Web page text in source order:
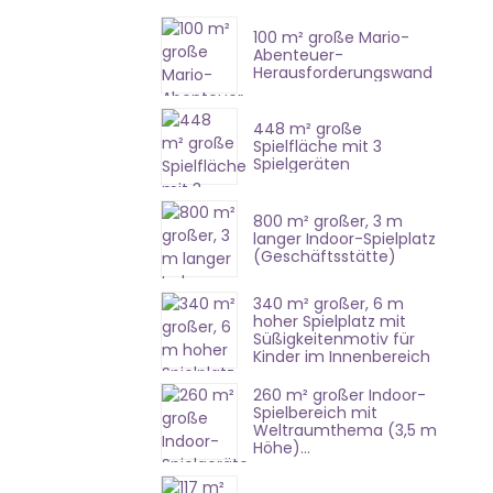
100 m² große Mario-
Abenteuer-
Herausforderungswand
448 m² große
Spielfläche mit 3
Spielgeräten
800 m² großer, 3 m
langer Indoor-Spielplatz
(Geschäftsstätte)
340 m² großer, 6 m
hoher Spielplatz mit
Süßigkeitenmotiv für
Kinder im Innenbereich
260 m² großer Indoor-
Spielbereich mit
Weltraumthema (3,5 m
Höhe)...